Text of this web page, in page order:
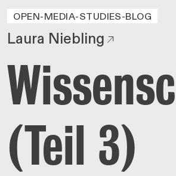
OPEN-MEDIA-STUDIES-BLOG
Laura Niebling
(Teil 3)